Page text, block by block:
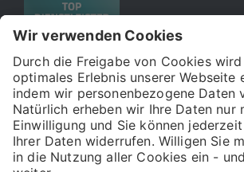
© 2026 121WATT GmbH